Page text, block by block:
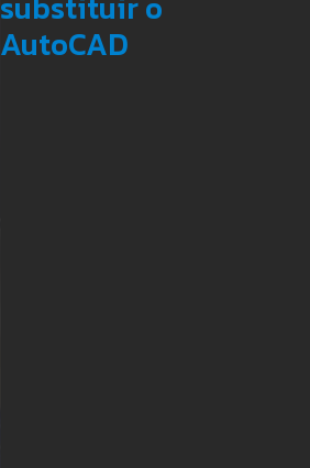
AutoCAD